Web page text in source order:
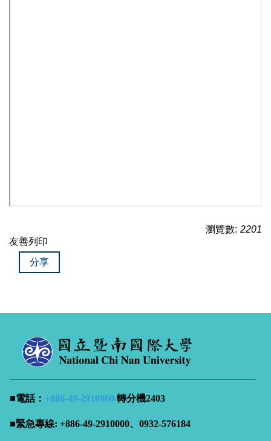
瀏覽數: 2201
友善列印
分享
■電話： +886-49-2910960 轉分機2403
■緊急專線: +886-49-2910000、0932-576184